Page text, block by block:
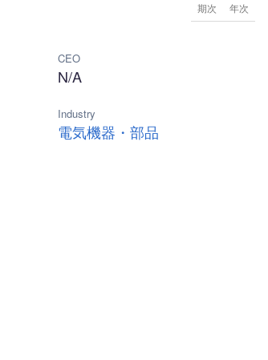
期次 年次
CEO
N/A
Industry
電気機器・部品